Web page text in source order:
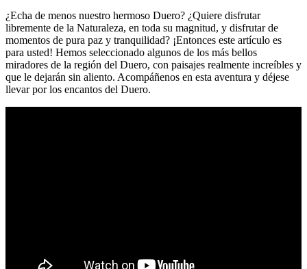
¿Echa de menos nuestro hermoso Duero? ¿Quiere disfrutar
libremente de la Naturaleza, en toda su magnitud, y disfrutar de
momentos de pura paz y tranquilidad? ¡Entonces este artículo es
para usted! Hemos seleccionado algunos de los más bellos
miradores de la región del Duero, con paisajes realmente increíbles y
que le dejarán sin aliento. Acompáñenos en esta aventura y déjese
llevar por los encantos del Duero.